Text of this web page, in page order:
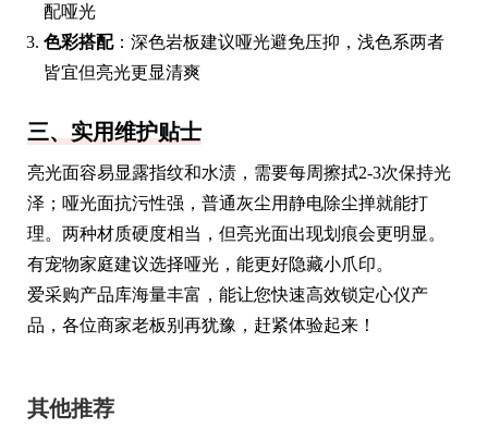
配哑光
色彩搭配：深色岩板建议哑光避免压抑，浅色系两者
皆宜但亮光更显清爽
三、实用维护贴士
亮光面容易显露指纹和水渍，需要每周擦拭2-3次保持光
泽；哑光面抗污性强，普通灰尘用静电除尘掸就能打
理。两种材质硬度相当，但亮光面出现划痕会更明显。
有宠物家庭建议选择哑光，能更好隐藏小爪印。
爱采购产品库海量丰富，能让您快速高效锁定心仪产
品，各位商家老板别再犹豫，赶紧体验起来！
其他推荐